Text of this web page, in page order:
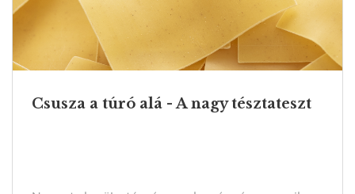
Csusza a túró alá - A nagy tésztateszt